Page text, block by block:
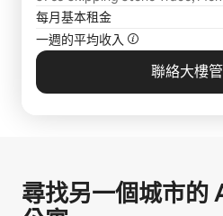
每月基本租金
一週的平均收入
聯絡大樓
尋找另一個城市的